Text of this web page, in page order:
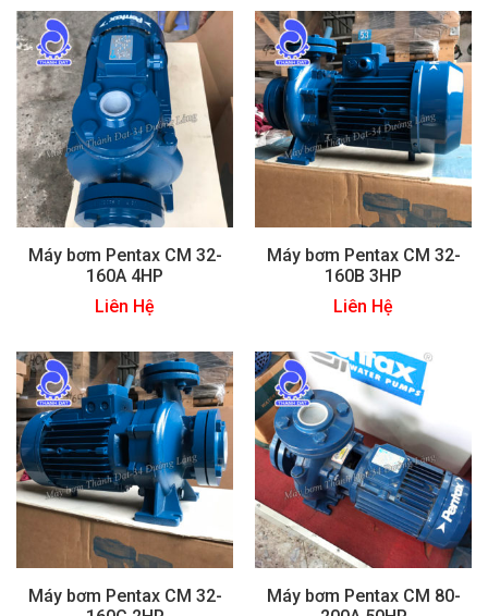
Máy bơm Pentax CM 32-
160A 4HP
Liên Hệ
Máy bơm Pentax CM 32-
160B 3HP
Liên Hệ
Máy bơm Pentax CM 32-
Máy bơm Pentax CM 80-